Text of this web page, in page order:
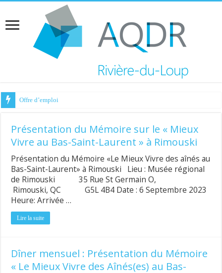
Offre d’emploi
Présentation du Mémoire sur le « Mieux
Vivre au Bas-Saint-Laurent » à Rimouski
Présentation du Mémoire «Le Mieux Vivre des aînés au
Bas-Saint-Laurent» à Rimouski Lieu : Musée régional
de Rimouski 35 Rue St Germain O,
Rimouski, QC G5L 4B4 Date : 6 Septembre 2023
Heure: Arrivée …
Lire la suite
Dîner mensuel : Présentation du Mémoire
« Le Mieux Vivre des Aînés(es) au Bas-